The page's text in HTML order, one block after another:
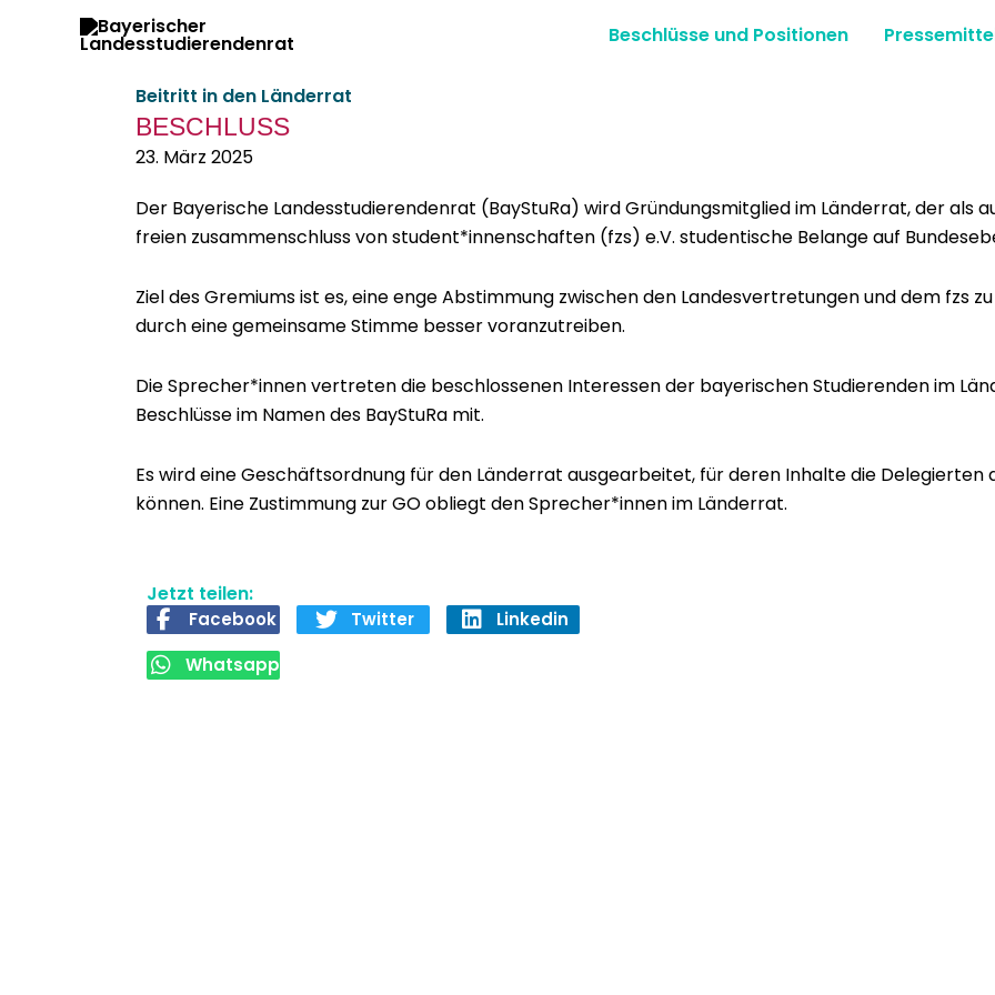
Beschlüsse und Positionen
Beitritt in den Länderrat
BESCHLUSS
23. März 2025
Der Bay­erische Lan­desstudieren­den­rat (BayStu­Ra) wird Grün­dungsmit­glied im Län­der­rat, der als
freien zusam­men­schluss von student*innenschaften (fzs) e.V. stu­den­tis­che Belange auf
Ziel des Gremi­ums ist es, eine enge Abstim­mung zwis­chen den Lan­desvertre­tun­gen und dem fzs
durch eine gemein­same Stimme bess­er voranzutreiben.
Die Sprecher*innen vertreten die beschlosse­nen Inter­essen der bay­erischen Studieren­den im
Beschlüsse im Namen des BayStu­Ra mit.
Es wird eine Geschäft­sor­d­nung für den Län­der­rat aus­gear­beit­et, für deren Inhalte die Delegierten
kön­nen. Eine Zus­tim­mung zur GO obliegt den Sprecher*innen im Län­der­rat.
Jetzt teilen:
Facebook Twitter
Linkedin
Whatsapp